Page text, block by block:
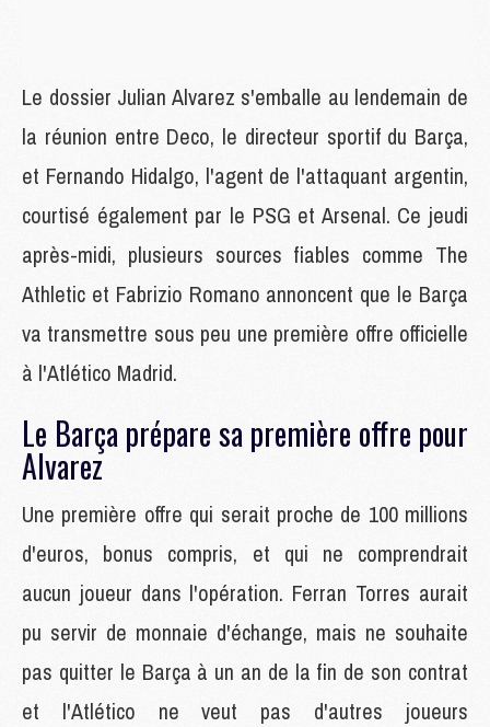
Le dossier Julian Alvarez s'emballe au lendemain de
la réunion entre Deco, le directeur sportif du Barça,
et Fernando Hidalgo, l'agent de l'attaquant argentin,
courtisé également par le PSG et Arsenal. Ce jeudi
après-midi, plusieurs sources fiables comme The
Athletic et Fabrizio Romano annoncent que le Barça
va transmettre sous peu une première offre officielle
à l'Atlético Madrid.
Le Barça prépare sa première offre pour
Alvarez
Une première offre qui serait proche de 100 millions
d'euros, bonus compris, et qui ne comprendrait
aucun joueur dans l'opération. Ferran Torres aurait
pu servir de monnaie d'échange, mais ne souhaite
pas quitter le Barça à un an de la fin de son contrat
et l'Atlético ne veut pas d'autres joueurs